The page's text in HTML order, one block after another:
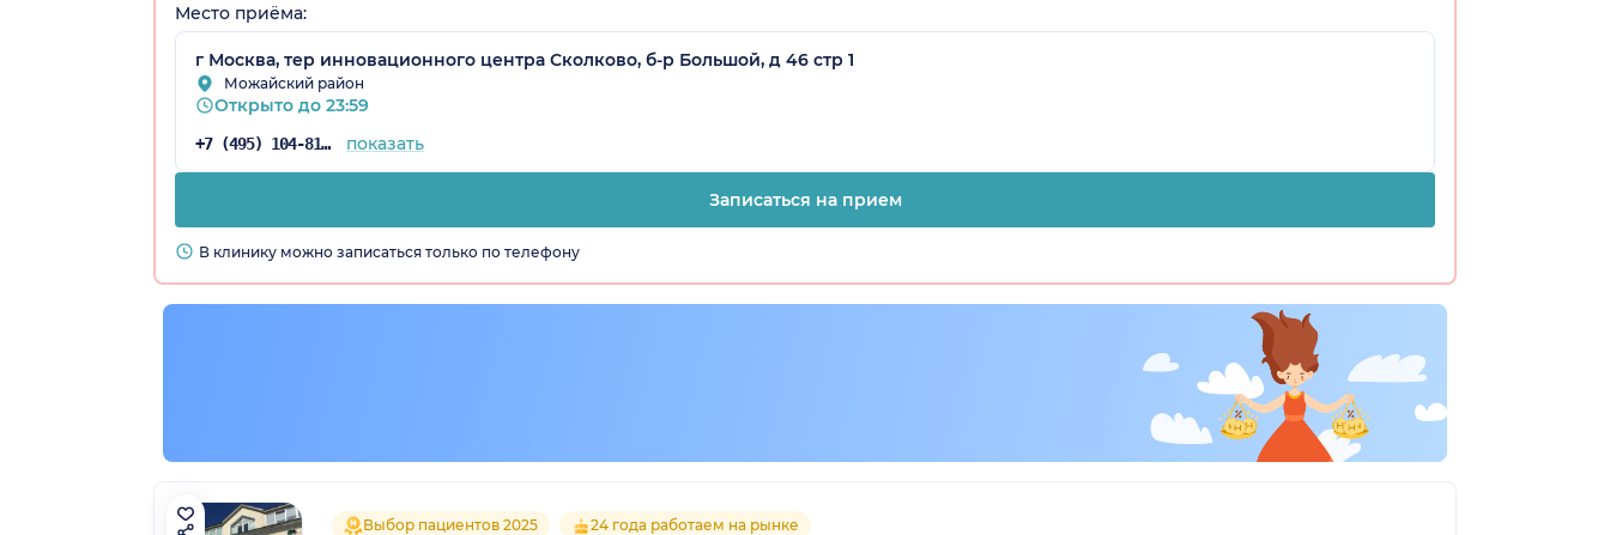
Место приёма:
г Москва, тер инновационного центра Сколково, б-р Большой, д 46 стр 1
Можайский район
Открыто до 23:59
+7 (495) 104-81-22 показать
Записаться на прием
В клинику можно записаться только по телефону
Выбор пациентов 2025 24 года работаем на рынке